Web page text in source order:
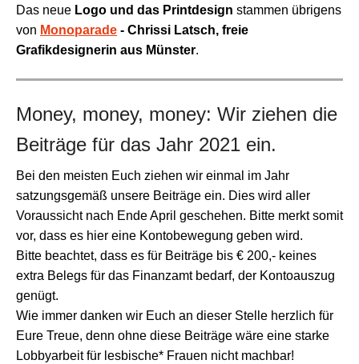
Das neue Logo und das Printdesign stammen übrigens
von Monoparade - Chrissi Latsch, freie
Grafikdesignerin aus Münster.
Money, money, money: Wir ziehen die
Beiträge für das Jahr 2021 ein.
Bei den meisten Euch ziehen wir einmal im Jahr
satzungsgemäß unsere Beiträge ein. Dies wird aller
Voraussicht nach Ende April geschehen. Bitte merkt somit
vor, dass es hier eine Kontobewegung geben wird.
Bitte beachtet, dass es für Beiträge bis € 200,- keines
extra Belegs für das Finanzamt bedarf, der Kontoauszug
genügt.
Wie immer danken wir Euch an dieser Stelle herzlich für
Eure Treue, denn ohne diese Beiträge wäre eine starke
Lobbyarbeit für lesbische* Frauen nicht machbar!